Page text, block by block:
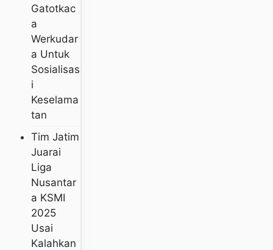
Gatotkac
A
Werkudar
A Untuk
Sosialisas
I
Keselama
Tan
Tim Jatim
Juarai
Liga
Nusantar
A KSMI
2025
Usai
Kalahkan